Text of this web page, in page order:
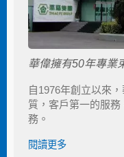
華偉擁有50年專業
自1976年創立以來
質，客戶第一的服
務。
閱讀更多